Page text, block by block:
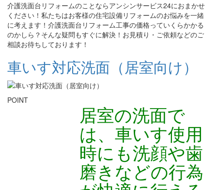
介護洗面台リフォームのことならアンシンサービス24におまかせ
ください！私たちはお客様の住宅設備リフォームのお悩みを一緒
に考えます！介護洗面台リフォーム工事の価格っていくらかかる
のかしら？そんな疑問もすぐに解決！お見積り・ご依頼などのご
相談お待ちしております！
車いす対応洗面（居室向け）
POINT
居室の洗面で
は、車いす使用
時にも洗顔や歯
磨きなどの行為